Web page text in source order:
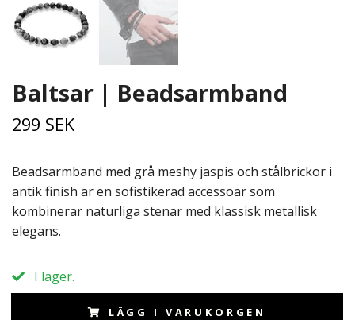
Baltsar | Beadsarmband
299 SEK
Beadsarmband med grå meshy jaspis och stålbrickor i
antik finish är en sofistikerad accessoar som
kombinerar naturliga stenar med klassisk metallisk
elegans.
I lager.
LÄGG I VARUKORGEN